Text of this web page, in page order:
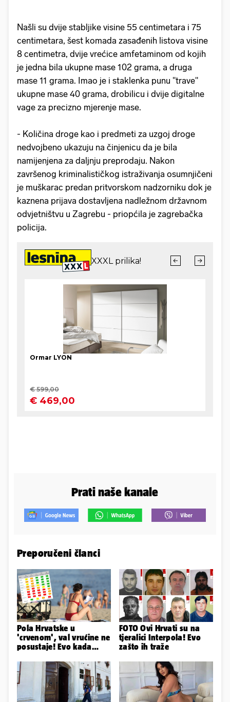
Našli su dvije stabljike visine 55 centimetara i 75
centimetara, šest komada zasađenih listova visine
8 centimetra, dvije vrećice amfetaminom od kojih
je jedna bila ukupne mase 102 grama, a druga
mase 11 grama. Imao je i staklenka punu "trave"
ukupne mase 40 grama, drobilicu i dvije digitalne
vage za precizno mjerenje mase.
- Količina droge kao i predmeti za uzgoj droge
nedvojbeno ukazuju na činjenicu da je bila
namijenjena za daljnju preprodaju. Nakon
završenog kriminalističkog istraživanja osumnjičeni
je muškarac predan pritvorskom nadzorniku dok je
kaznena prijava dostavljena nadležnom državnom
odvjetništvu u Zagrebu - priopćila je zagrebačka
policija.
Prati naše kanale
Preporučeni članci
Pola Hrvatske u
'crvenom', val vrućine ne
posustaje! Evo kada
osvježenje
FOTO Ovi Hrvati su na
tjeralici Interpola! Evo
zašto ih traže